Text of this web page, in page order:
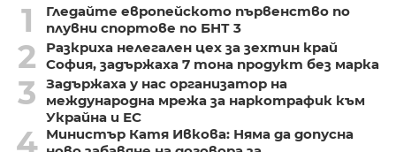
1
Гледайте европейското първенство по
плувни спортове по БНТ 3
2
Разкриха нелегален цех за зехтин край
София, задържаха 7 тона продукт без марка
3
Задържаха у нас организатор на
международна мрежа за наркотрафик към
Украйна и ЕС
4 Министър Катя Ивкова: Няма да допусна